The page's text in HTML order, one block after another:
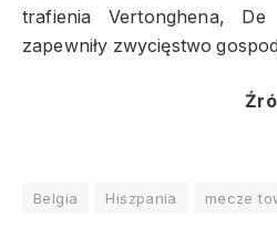
trafienia Vertonghena,
zapewniły zwycięstwo
Belgia Hiszpania mecze